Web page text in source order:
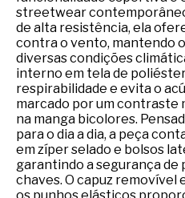
streetwear
de alta resistência, ela
contra o vento, mantendo
diversas condições
interno em tela de
respirabilidade e evita o
marcado por um contraste
na manga bicolores.
para o dia a dia, a peça
em zíper selado e bolsos
garantindo a segurança
chaves. O capuz removível